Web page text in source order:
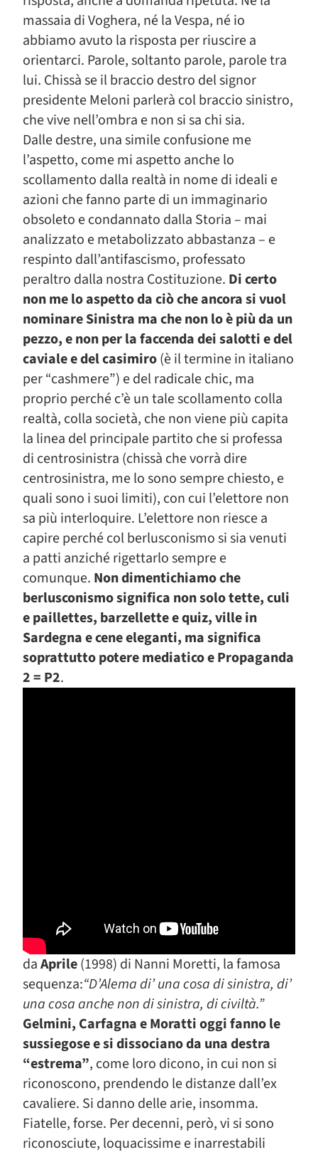
massaia di Voghera, né la Vespa, né io
abbiamo avuto la risposta per riuscire a
orientarci. Parole, soltanto parole, parole tra
lui. Chissà se il braccio destro del signor
presidente Meloni parlerà col braccio sinistro,
che vive nell’ombra e non si sa chi sia.
Dalle destre, una simile confusione me
l’aspetto, come mi aspetto anche lo
scollamento dalla realtà in nome di ideali e
azioni che fanno parte di un immaginario
obsoleto e condannato dalla Storia – mai
analizzato e metabolizzato abbastanza – e
respinto dall’antifascismo, professato
peraltro dalla nostra Costituzione. Di certo
non me lo aspetto da ciò che ancora si vuol
nominare Sinistra ma che non lo è più da un
pezzo, e non per la faccenda dei salotti e del
caviale e del casimiro(è il termine in italiano
per “cashmere”) e del radicale chic, ma
proprio perché c’è un tale scollamento colla
realtà, colla società, che non viene più capita
la linea del principale partito che si professa
di centrosinistra (chissà che vorrà dire
centrosinistra, me lo sono sempre chiesto, e
quali sono i suoi limiti), con cui l’elettore non
sa più interloquire. L’elettore non riesce a
capire perché col berlusconismo si sia venuti
a patti anziché rigettarlo sempre e
comunque. Non dimentichiamo che
berlusconismo significa non solo tette, culi
e paillettes, barzellette e quiz, ville in
Sardegna e cene eleganti, ma significa
soprattutto potere mediatico e Propaganda
2 = P2.
daAprile(1998) di Nanni Moretti, la famosa
sequenza:“D’Alema di’ una cosa di sinistra, di’
una cosa anche non di sinistra, di civiltà.”
Gelmini, Carfagna e Moratti oggi fanno le
sussiegose e si dissociano da una destra
“estrema”, come loro dicono, in cui non si
riconoscono, prendendo le distanze dall’ex
cavaliere. Si danno delle arie, insomma.
Fiatelle, forse. Per decenni, però, vi si sono
riconosciute, loquacissime e inarrestabili